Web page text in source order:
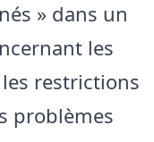
» dans un
les
restrictions
problèmes